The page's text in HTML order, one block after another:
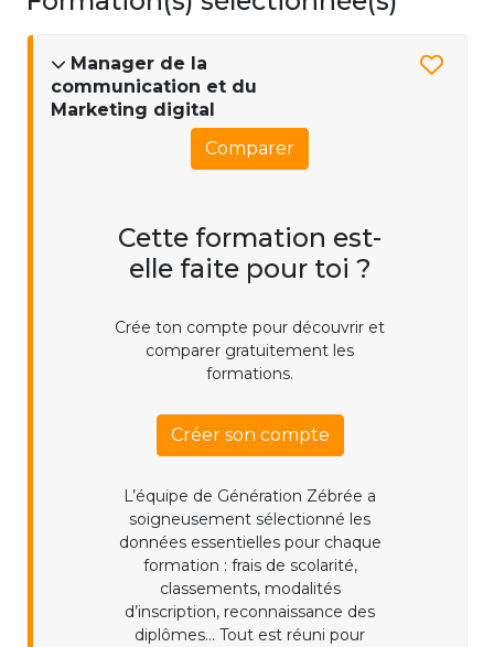
Manager de la
communication et du
Marketing digital
Comparer
Cette formation est-
elle faite pour toi ?
Crée ton compte pour découvrir et
comparer gratuitement les
formations.
Créer son compte
L’équipe de Génération Zébrée a
soigneusement sélectionné les
données essentielles pour chaque
formation : frais de scolarité,
classements, modalités
d’inscription, reconnaissance des
diplômes... Tout est réuni pour